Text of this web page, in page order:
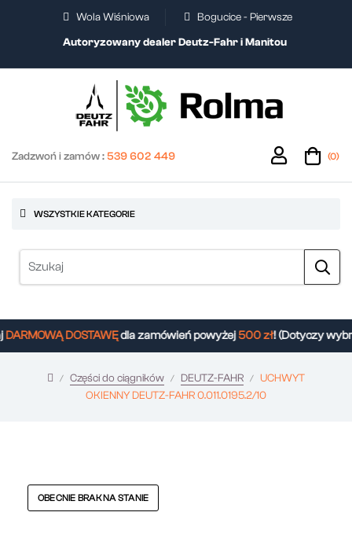
Wola Wiśniowa
Bogucice - Pierwsze
Autoryzowany dealer Deutz-Fahr i Manitou
Zadzwoń i zamów :539 602 449 (0)
WSZYSTKIE KATEGORIE
DOSTAWĘdla zamówień powyżej500 zł! (Dotyczy
Części do ciągników DEUTZ-FAHR
UCHWYT
OKIENNY DEUTZ-FAHR 0.011.0195.2/10
OBECNIE BRAK NA STANIE